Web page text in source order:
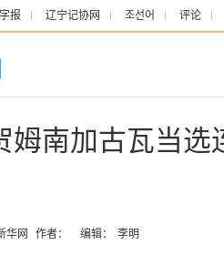
报 辽宁记协网 조선어 评论
姆南加古瓦当选
华网 作者： 编辑： 李明